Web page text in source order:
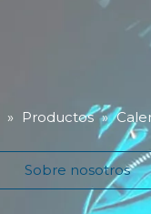
» Productos »
Sobre nosotros